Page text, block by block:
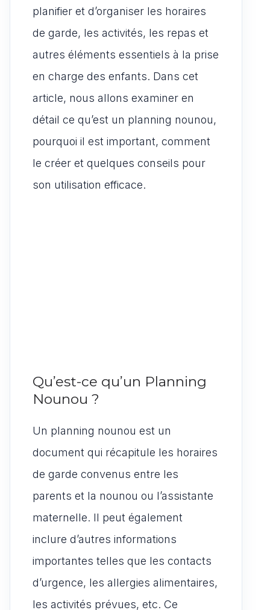
planifier et d’organiser les horaires
de garde, les activités, les repas et
autres éléments essentiels à la prise
en charge des enfants. Dans cet
article, nous allons examiner en
détail ce qu’est un planning nounou,
pourquoi il est important, comment
le créer et quelques conseils pour
son utilisation efficace.
Qu’est-ce qu’un Planning
Nounou ?
Un planning nounou est un
document qui récapitule les horaires
de garde convenus entre les
parents et la nounou ou l’assistante
maternelle. Il peut également
inclure d’autres informations
importantes telles que les contacts
d’urgence, les allergies alimentaires,
les activités prévues, etc. Ce